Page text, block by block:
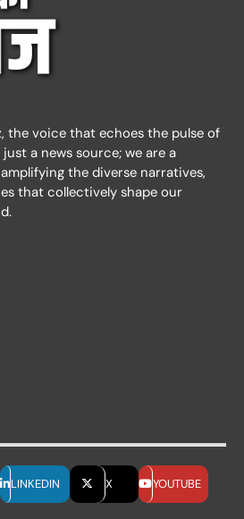
the voice that echoes the pulse of
a news source; we are a
the diverse narratives,
that collectively shape our
LINKEDIN X YOUTUBE